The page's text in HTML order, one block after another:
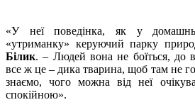
«У неї поведінка, як у
«утриманку» керуючий парку
Білик. – Людей вона не боїться, до
все ж це – дика тварина, щоб там не
знаємо, чого можна від неї
спокійною».